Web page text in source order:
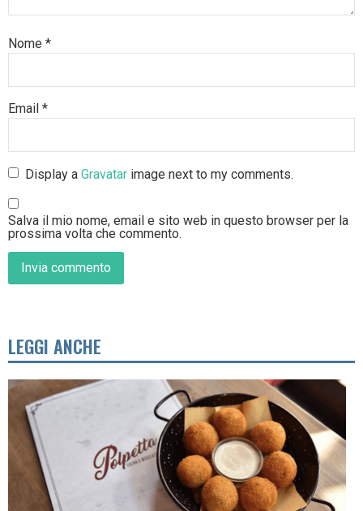
Nome *
Email *
Display aGravatar image next to my comments.
Salva il mio nome, email e sito web in questo browser per la
prossima volta che commento.
LEGGI ANCHE